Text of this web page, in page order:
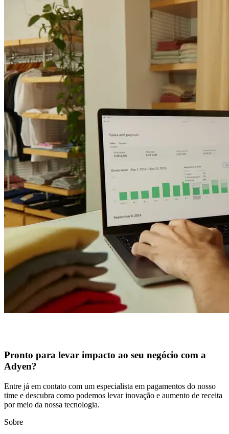
Pronto para levar impacto ao seu negócio com a
Adyen?
Entre já em contato com um especialista em pagamentos do nosso
time e descubra como podemos levar inovação e aumento de receita
por meio da nossa tecnologia.
Sobre